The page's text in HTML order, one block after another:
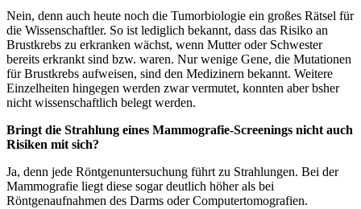
Nein, denn auch heute noch die Tumorbiologie ein großes Rätsel für
die Wissenschaftler. So ist lediglich bekannt, dass das Risiko an
Brustkrebs zu erkranken wächst, wenn Mutter oder Schwester
bereits erkrankt sind bzw. waren. Nur wenige Gene, die Mutationen
für Brustkrebs aufweisen, sind den Medizinern bekannt. Weitere
Einzelheiten hingegen werden zwar vermutet, konnten aber bsher
nicht wissenschaftlich belegt werden.
Bringt die Strahlung eines Mammografie-Screenings nicht auch
Risiken mit sich?
Ja, denn jede Röntgenuntersuchung führt zu Strahlungen. Bei der
Mammografie liegt diese sogar deutlich höher als bei
Röntgenaufnahmen des Darms oder Computertomografien.